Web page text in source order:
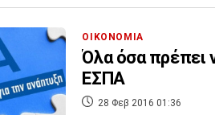
ΟΙΚΟΝΟΜΙΑ
Όλα όσα πρέπει
ΕΣΠΑ
28 Φεβ 2016 01:36